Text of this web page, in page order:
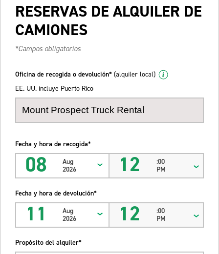
RESERVAS DE ALQUILER DE
CAMIONES
*Campos obligatorios
Oficina de recogida o devolución* (alquiler local)
EE. UU. incluye Puerto Rico
Fecha y hora de recogida*
08
Aug
2026
12
:00
PM
Fecha y hora de devolución*
11
Aug
2026
12
:00
PM
Propósito del alquiler*